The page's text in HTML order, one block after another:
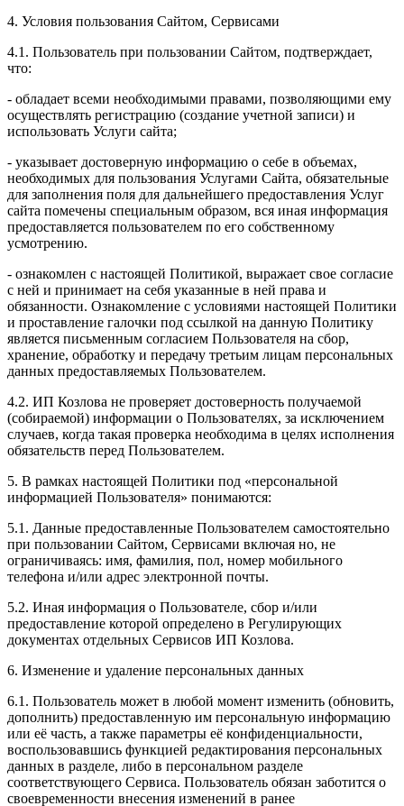
4. Условия пользования Сайтом, Сервисами
4.1. Пользователь при пользовании Сайтом, подтверждает,
что:
- обладает всеми необходимыми правами, позволяющими ему
осуществлять регистрацию (создание учетной записи) и
использовать Услуги сайта;
- указывает достоверную информацию о себе в объемах,
необходимых для пользования Услугами Сайта, обязательные
для заполнения поля для дальнейшего предоставления Услуг
сайта помечены специальным образом, вся иная информация
предоставляется пользователем по его собственному
усмотрению.
- ознакомлен с настоящей Политикой, выражает свое согласие
с ней и принимает на себя указанные в ней права и
обязанности. Ознакомление с условиями настоящей Политики
и проставление галочки под ссылкой на данную Политику
является письменным согласием Пользователя на сбор,
хранение, обработку и передачу третьим лицам персональных
данных предоставляемых Пользователем.
4.2. ИП Козлова не проверяет достоверность получаемой
(собираемой) информации о Пользователях, за исключением
случаев, когда такая проверка необходима в целях исполнения
обязательств перед Пользователем.
5. В рамках настоящей Политики под «персональной
информацией Пользователя» понимаются:
5.1. Данные предоставленные Пользователем самостоятельно
при пользовании Сайтом, Сервисами включая но, не
ограничиваясь: имя, фамилия, пол, номер мобильного
телефона и/или адрес электронной почты.
5.2. Иная информация о Пользователе, сбор и/или
предоставление которой определено в Регулирующих
документах отдельных Сервисов ИП Козлова.
6. Изменение и удаление персональных данных
6.1. Пользователь может в любой момент изменить (обновить,
дополнить) предоставленную им персональную информацию
или её часть, а также параметры её конфиденциальности,
воспользовавшись функцией редактирования персональных
данных в разделе, либо в персональном разделе
соответствующего Сервиса. Пользователь обязан заботится о
своевременности внесения изменений в ранее